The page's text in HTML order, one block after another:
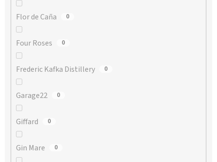
Flor de Caña 0
Four Roses 0
Frederic Kafka Distillery 0
Garage22 0
Giffard 0
Gin Mare 0